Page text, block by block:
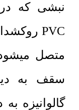
نبشی که
متصل
سقف به
گالوانیزه